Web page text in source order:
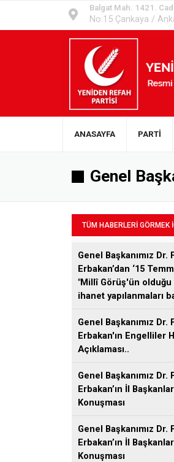
Balgat Mah. 1421. Cad.
No:15 Çankaya /
ANASAYFA PARTİ
Genel
TÜM HABERLERİ GÖRMEK
Genel Başkanımız Dr.
Erbakan’dan ‘15
"Millî Görüş'ün olduğu
ihanet yapılanmaları
Genel Başkanımız Dr.
Erbakan'ın Engelliler
Açıklaması..
Genel Başkanımız Dr.
Erbakan’ın İl
Konuşması
Genel Başkanımız Dr.
Erbakan’ın İl
Konuşması